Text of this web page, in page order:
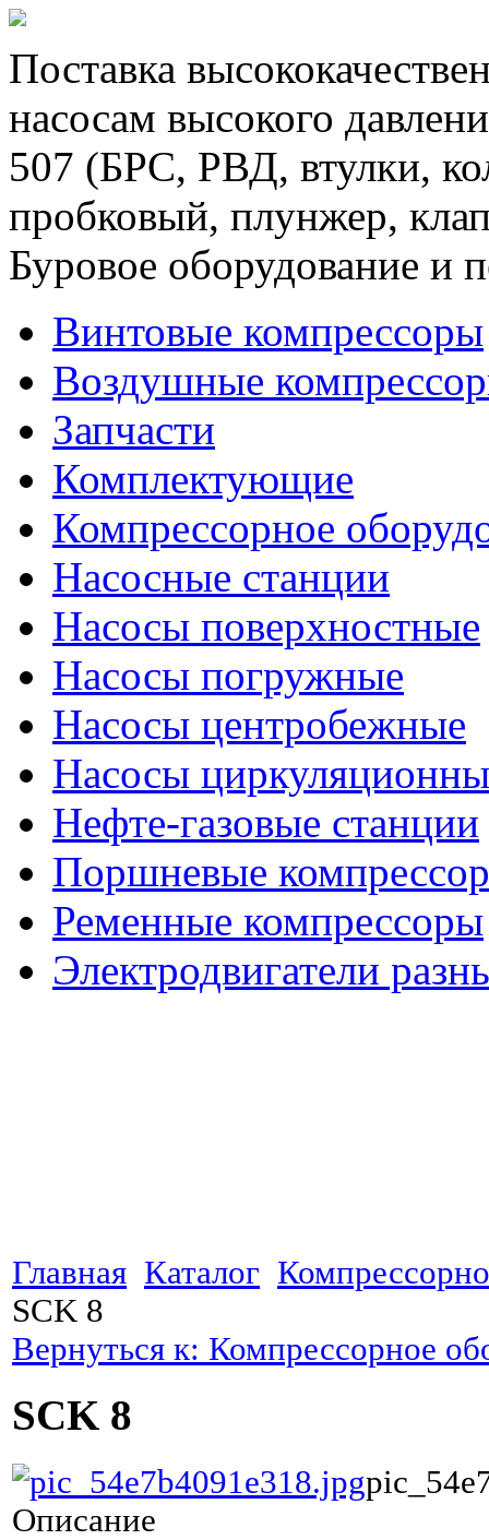
Поставка
насосам высокого
507 (БРС, РВД, втулки,
пробковый, плунжер,
Буровое оборудование и
Винтовые компрессоры
Воздушные
Запчасти
Комплектующие
Компрессорное
Насосные станции
Насосы поверхностные
Насосы погружные
Насосы центробежные
Насосы
Нефте-газовые станции
Поршневые
Ременные компрессоры
Электродвигатели
Главная Каталог
SCK 8
Вернуться к: Компрессорное
SCK 8
Описание